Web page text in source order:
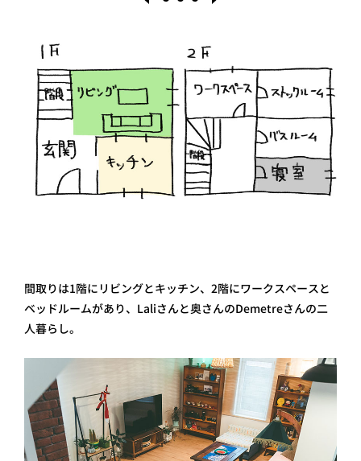
1 2 3
間取りは1階にリビングとキッチン、2階にワークスペースと
ベッドルームがあり、Laliさんと奥さんのDemetreさんの二
人暮らし。